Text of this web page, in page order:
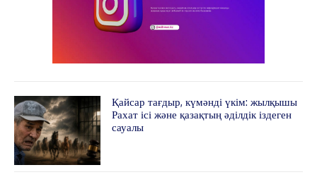
Қайсар тағдыр, күмәнді үкім: жылқышы
Рахат ісі және қазақтың әділдік іздеген
сауалы